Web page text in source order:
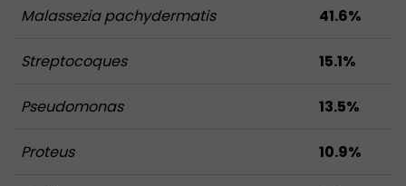
Malassezia pachydermatis 41.6%
Streptocoques 15.1%
Pseudomonas 13.5%
Proteus 10.9%